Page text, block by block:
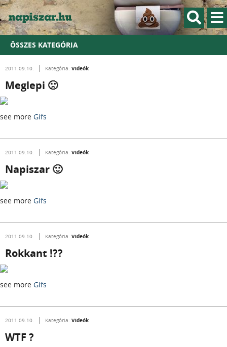
ÖSSZES KATEGÓRIA
2011.09.10. Kategória: Videók
Meglepi 🙁
see more Gifs
2011.09.10. Kategória: Videók
Napiszar 🙂
see more Gifs
2011.09.10. Kategória: Videók
Rokkant !??
see more Gifs
2011.09.10. Kategória: Videók
WTF ?